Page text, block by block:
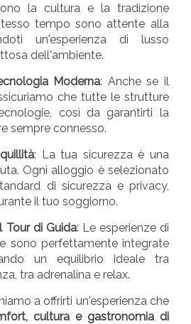
la cultura e la tradizione
tempo sono attente alla
un'esperienza di lusso
dell'ambiente.
Moderna: Anche se il
che tutte le strutture
così da garantirti la
sempre connesso.
: La tua sicurezza è una
Ogni alloggio è selezionato
di sicurezza e privacy,
il tuo soggiorno.
Tour di Guida: Le esperienze di
sono perfettamente integrate
un equilibrio ideale tra
tra adrenalina e relax.
a offrirti un'esperienza che
cultura e gastronomia di